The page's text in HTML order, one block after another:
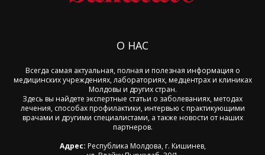
О НАС
Всегда самая актуальная, полная и полезная информация о
медицинских учреждениях, лабораториях, медцентрах и клиниках
Молдовы и других стран.
Здесь вы найдете экспертные статьи о заболеваниях, методах
лечения, способах профилактики, интервью с практикующими
врачами и другими специалистами, а также новости от наших
партнеров.
Адрес: Республика Молдова, г. Кишинев,